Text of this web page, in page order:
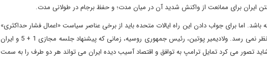
ایران برای ممانعت از واکنش شدید آن در میان مدت؛ و حفظ برجام در طولانی مدت.
اما برای جواب دادن این راه ایالات متحده باید از برخی عناصر سیاست «اعمال فشار حداکثری»
خود عقب نشینی کند و این اتفاقی است که چندان محتمل به نظر نمی رسد. ولادیمیر پوتین، رئیس جمهوری روسیه، زمانی که پیشنهاد جلسه مجازی 1 + 5 و ایران
تصور می کرد تمایل ترامپ به توافق و اقتصاد آسیب دیده ایران می تواند هر دو طرف را به سمت